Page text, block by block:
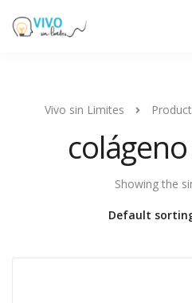
Vivo sin Limites
Showing the